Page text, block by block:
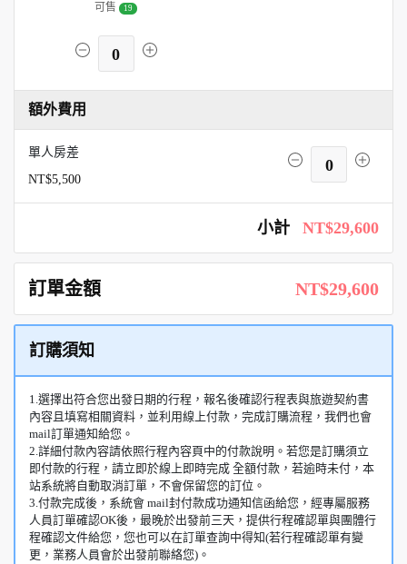
可售 19
0
額外費用
單人房差
NT$5,500
0
小計 NT$29,600
訂單金額 NT$29,600
訂購須知
1.選擇出符合您出發日期的行程，報名後確認行程表與旅遊契約書
內容且填寫相關資料，並利用線上付款，完成訂購流程，我們也會
mail訂單通知給您。
2.詳細付款內容請依照行程內容頁中的付款說明。若您是訂購須立
即付款的行程，請立即於線上即時完成 全額付款，若逾時未付，本
站系統將自動取消訂單，不會保留您的訂位。
3.付款完成後，系統會 mail封付款成功通知信函給您，經專屬服務
人員訂單確認OK後，最晚於出發前三天，提供行程確認單與團體行
程確認文件給您，您也可以在訂單查詢中得知(若行程確認單有變
更，業務人員會於出發前聯絡您)。